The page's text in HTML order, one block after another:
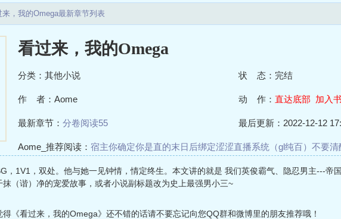
来，我的Omega最新章节列表
看过来，我的Omega
分类：其他小说 状 态：完结
作 者：Aome 动 作： 直达底部 加入
最新章节： 分卷阅读55 最后更新：2022-12-12
Aome_推荐阅读： 宿主你确定你是直的末日后绑定涩涩直播系统（gl纯百） 不要清
在快穿里找纯爱（剧情向快穿h）撬墙角（高H）
，1V1，双处。他与她一见钟情，情定终生。本文讲的就是 我们英俊霸气、隐忍男主---帝
（谐）净的宠爱故事，或者小说副标题改为史上最强男小三~
《看过来，我的Omega》还不错的话请不要忘记向您QQ群和微博里的朋友推荐哦！